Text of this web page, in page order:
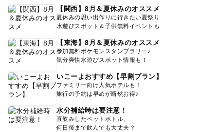
【関西】8月＆夏休みのオススメ
夏休みの思い出作りに行きたい夏祭り
水遊びスポット＆子供無料イベントも
【東海】8月＆夏休みのオススメ
参加無料ポケモンスタンプラリー♪
気分爽快水遊びスポット情報も！
いこーよおすすめ【早割プラン】
ファミリー向け人気ホテルも！
旅行の予約は早めが断然お得♪
水分補給時は要注意！
直飲みしたペットボトル、
何日後まで飲んでも大丈夫？